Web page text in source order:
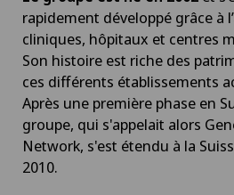
rapidement développé grâce à
cliniques, hôpitaux et centres
Son histoire est riche des
ces différents établissements
Après une première phase en
groupe, qui s'appelait alors
Network, s'est étendu à la
2010.